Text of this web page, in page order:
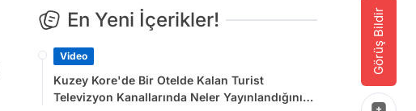
Görüş Bildir
En Yeni İçerikler!
Video
Kuzey Kore'de Bir Otelde Kalan Turist
Televizyon Kanallarında Neler Yayınlandığını